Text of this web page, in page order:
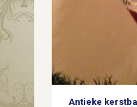
Antieke